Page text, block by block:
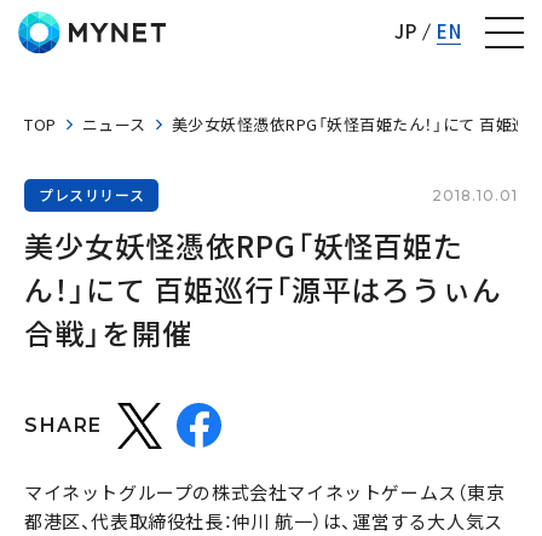
JP EN
TOP ニュース 美少女妖怪憑依RPG「妖怪百姫たん！」にて 百姫巡
プレスリリース 2018.10.01
美少女妖怪憑依RPG「妖怪百姫た
ん！」にて 百姫巡行「源平はろうぃん
合戦」を開催
SHARE
マイネットグループの株式会社マイネットゲームス（東京
都港区、代表取締役社長：仲川 航一）は、運営する大人気ス